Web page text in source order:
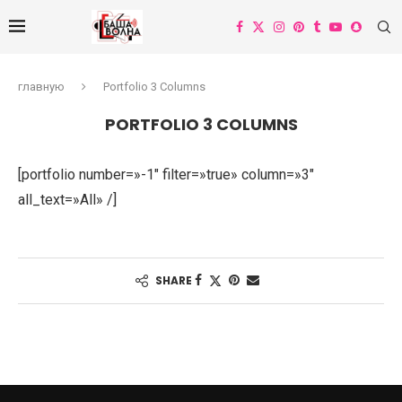
главную Portfolio 3 Columns
PORTFOLIO 3 COLUMNS
[portfolio number=»-1″ filter=»true» column=»3″
all_text=»All» /]
SHARE